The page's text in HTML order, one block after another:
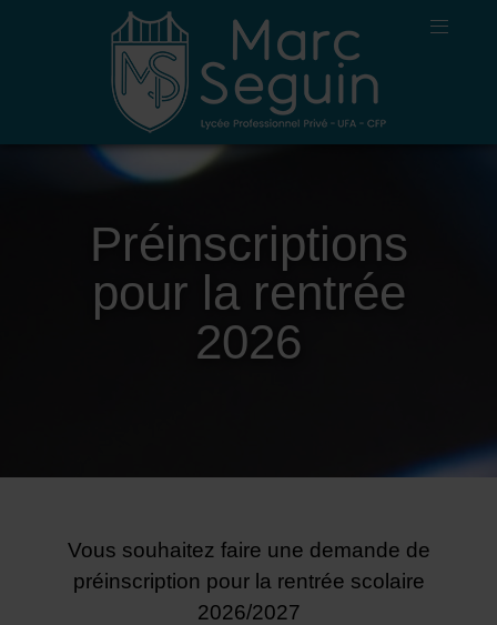
Préinscriptions
pour la rentrée
2026
Vous souhaitez faire une demande de
préinscription pour la rentrée scolaire
2026/2027